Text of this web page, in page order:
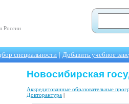
России
специальности | Добавить учебное
Новосибирская
Аккредитованные образовательные
Докторантура